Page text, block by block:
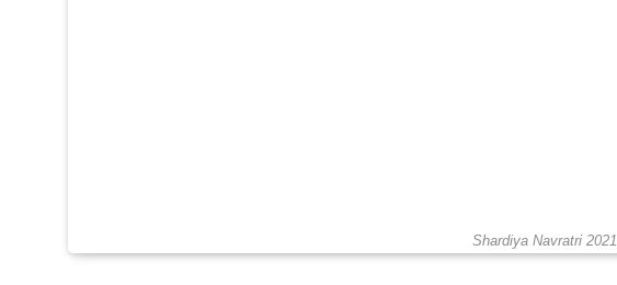
Shardiya Navratri 2021